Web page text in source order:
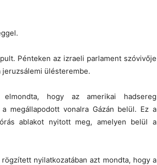
Pénteken az izraeli parlament szóvivője
jeruzsálemi ülésterembe.
hogy az amerikai hadsereg
megállapodott vonalra Gázán belül. Ez a
ablakot nyitott meg, amelyen belül a
nyilatkozatában azt mondta, hogy a